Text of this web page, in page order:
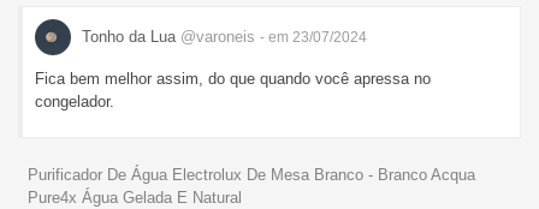
Tonho da Lua @varoneis - em 23/07/2024
Fica bem melhor assim, do que quando você apressa no
congelador.
Purificador De Água Electrolux De Mesa Branco - Branco Acqua
Pure4x Água Gelada E Natural